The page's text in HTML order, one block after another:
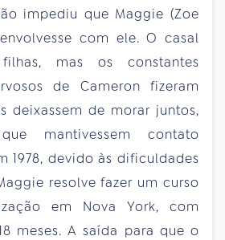
impediu que Maggie (Zoe
com ele. O casal
mas os constantes
de Cameron fizeram
deixassem de morar juntos,
mantivessem contato
1978, devido às dificuldades
resolve fazer um curso
em Nova York, com
meses. A saída para que o